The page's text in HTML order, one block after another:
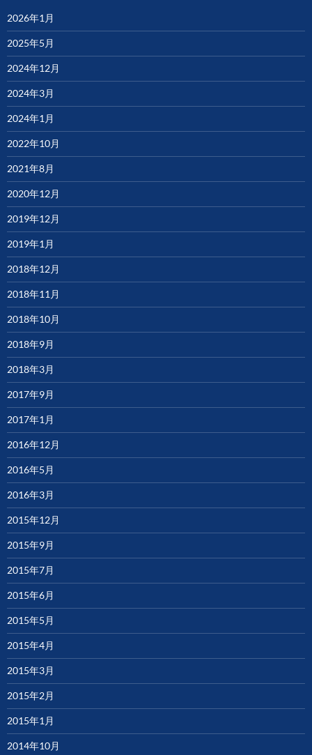
2026年1月
2025年5月
2024年12月
2024年3月
2024年1月
2022年10月
2021年8月
2020年12月
2019年12月
2019年1月
2018年12月
2018年11月
2018年10月
2018年9月
2018年3月
2017年9月
2017年1月
2016年12月
2016年5月
2016年3月
2015年12月
2015年9月
2015年7月
2015年6月
2015年5月
2015年4月
2015年3月
2015年2月
2015年1月
2014年10月